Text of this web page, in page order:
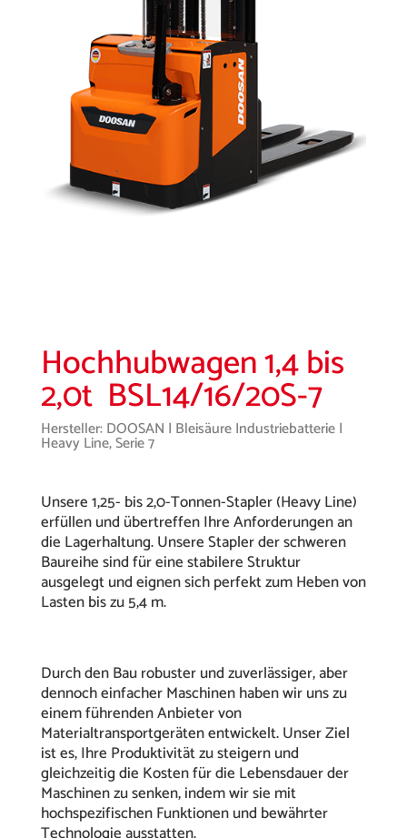
Hochhubwagen 1,4 bis
2,0t BSL14/16/20S-7
Hersteller: DOOSAN | Bleisäure Industriebatterie |
Heavy Line, Serie 7
Unsere 1,25- bis 2,0-Tonnen-Stapler (Heavy Line)
erfüllen und übertreffen Ihre Anforderungen an
die Lagerhaltung. Unsere Stapler der schweren
Baureihe sind für eine stabilere Struktur
ausgelegt und eignen sich perfekt zum Heben von
Lasten bis zu 5,4 m.
Durch den Bau robuster und zuverlässiger, aber
dennoch einfacher Maschinen haben wir uns zu
einem führenden Anbieter von
Materialtransportgeräten entwickelt. Unser Ziel
ist es, Ihre Produktivität zu steigern und
gleichzeitig die Kosten für die Lebensdauer der
Maschinen zu senken, indem wir sie mit
hochspezifischen Funktionen und bewährter